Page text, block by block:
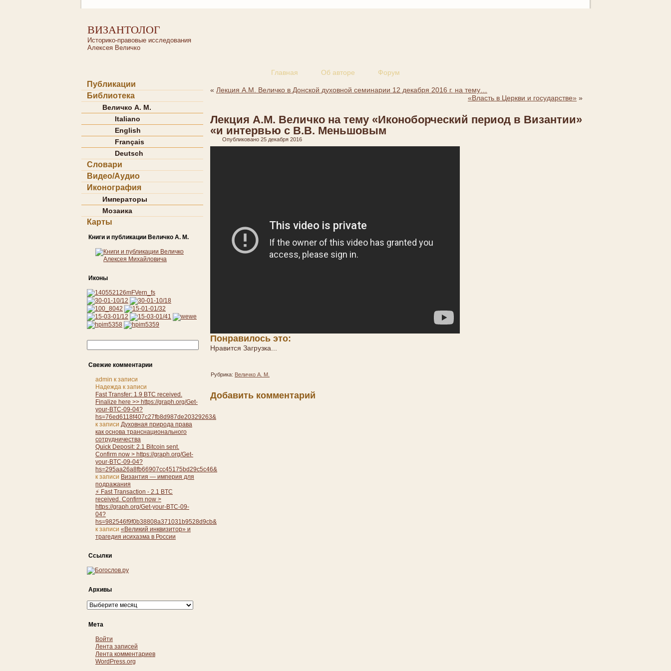
ВИЗАНТОЛОГ
Историко-правовые исследования
Алексея Величко
Главная Об авторе Форум
Публикации
Библиотека
Величко А. М.
Italiano
English
Français
Deutsch
Словари
Видео/Аудио
Иконография
Императоры
Мозаика
Карты
Книги и публикации Величко А. М.
Иконы
Свежие комментарии
admin к записи
Надежда к записи
Fast Transfer: 1.9 BTC received.
Finalize here >> https://graph.org/Get-
your-BTC-09-04?
hs=76ed6118f407c27fb8d987de20329263&
к записи Духовная природа права
как основа транснационального
сотрудничества
Quick Deposit: 2.1 Bitcoin sent.
Confirm now > https://graph.org/Get-
your-BTC-09-04?
hs=295aa26a8fb66907cc45175bd29c5c46&
к записи Византия — империя для
подражания
⚡ Fast Transaction - 2.1 BTC
received. Confirm now >
https://graph.org/Get-your-BTC-09-
04?
hs=982546f9f0b38808a371031b9528d9cb&
к записи «Великий инквизитор» и
трагедия исихазма в России
Ссылки
Архивы
Архивы
Мета
Войти
Лента записей
Лента комментариев
WordPress.org
« Лекция А.М. Величко в Донской духовной семинарии 12 декабря 2016 г. на тему…
«Власть в Церкви и государстве» »
Лекция А.М. Величко на тему «Иконоборческий период в Византии»
«и интервью с В.В. Меньшовым
Опубликовано 25 декабря 2016
Понравилось это:
Нравится Загрузка...
Рубрика: Величко А. М.
Добавить комментарий